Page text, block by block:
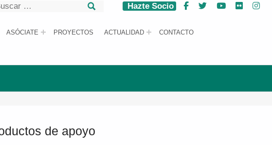
ASÓCIATE PROYECTOS ACTUALIDAD CONTACTO
Hazte Socio Facebook
Twitter YouTube
Flickr
de apoyo